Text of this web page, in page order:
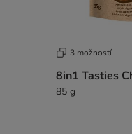
3 možností
8in1 Tasties
85 g